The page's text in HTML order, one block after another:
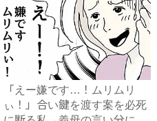
「えー嫌です…！ムリムリ
ぃ！」合い鍵を渡す案を必死